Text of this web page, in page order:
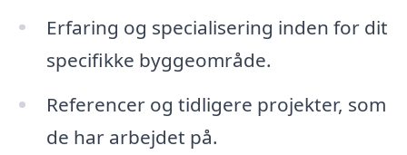
Erfaring og specialisering inden for dit
specifikke byggeområde.
Referencer og tidligere projekter, som
de har arbejdet på.